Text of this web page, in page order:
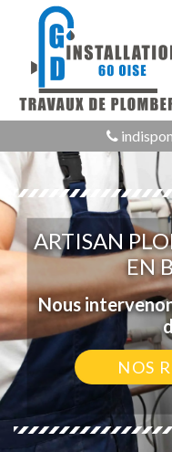
ARTISAN
EN
Nous
NOS